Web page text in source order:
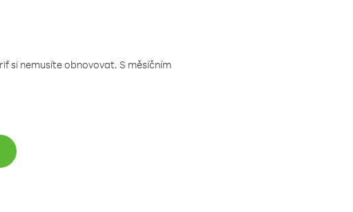
si nemusíte obnovovat. S měsíčním